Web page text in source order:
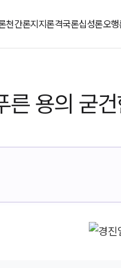
천간론지지론격국론십성론오
른 용의 굳